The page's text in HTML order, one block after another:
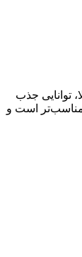
توانایی جذب
مناسب‌تر است و